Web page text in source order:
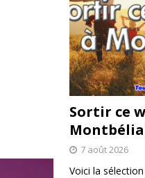
Sortir ce
7 août 2026
Voici la